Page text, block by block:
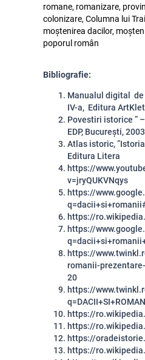
romane, romanizare,
colonizare, Columna lui
moștenirea dacilor,
poporul român
Bibliografie:
Manualul digital de
IV-a, Editura
Povestiri istorice ”
EDP, București, 2003
Atlas istoric,
Editura Litera
https://
v=jryQUKVNqys
https://
https://
https://
https://
romanii-
20
https://
https://
https://
https://
https://